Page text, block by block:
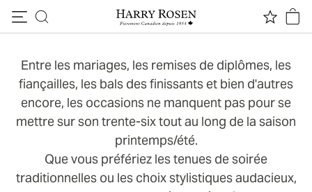
CÉLÉBREZ LE PRINTEMPS/ÉTÉ 2023 AVEC STYLE
de cérémonie
Entre les mariages, les remises de diplômes, les
fiançailles, les bals des finissants et bien d'autres
encore, les occasions ne manquent pas pour se
mettre sur son trente-six tout au long de la saison
printemps/été.
Que vous préfériez les tenues de soirée
traditionnelles ou les choix stylistiques audacieux,